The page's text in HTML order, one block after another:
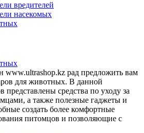
вредителей
насекомых
www.ultrashop.kz рад предложить вам
для животных. В данной
представлены средства по уходу за
а также полезные гаджеты и
создать более комфортные
питомцов и позволяющие с